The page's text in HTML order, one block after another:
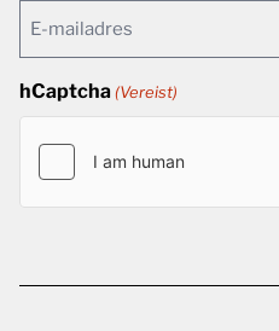
(Vereist)
hCaptcha (Vereist)